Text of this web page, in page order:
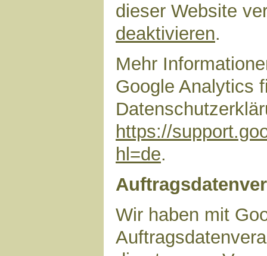
dieser Website
deaktivieren.
Mehr
Google Analytics
https://
hl=de.
Wir haben mit